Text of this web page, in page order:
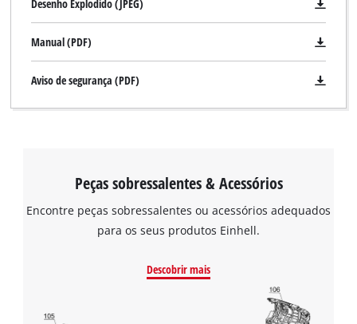
Desenho Explodido (JPEG)
Manual (PDF)
Aviso de segurança (PDF)
Peças sobressalentes & Acessórios
Encontre peças sobressalentes ou acessórios adequados
para os seus produtos Einhell.
Descobrir mais